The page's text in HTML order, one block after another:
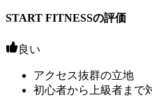
START FITNESSの評価
良い
アクセス抜群の立地
初心者から上級者まで